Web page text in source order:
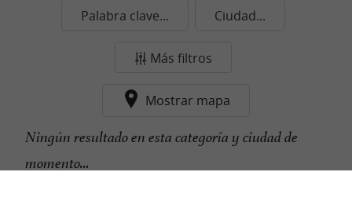
Palabra clave... Ciudad...
Más filtros
Mostrar mapa
Ningún resultado en esta categoría y ciudad de
momento...